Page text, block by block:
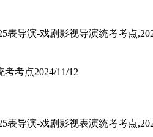
表导演-戏剧影视导演统考考点
考考点2024/11/12
表导演-戏剧影视表演统考考点